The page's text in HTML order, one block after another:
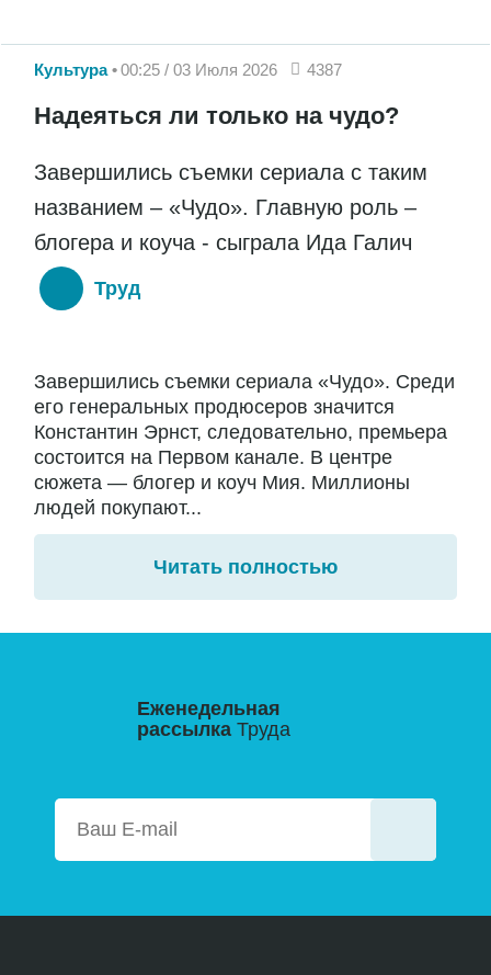
Культура 00:25 / 03 Июля 2026 4387
Надеяться ли только на чудо?
Завершились съемки сериала с таким
названием – «Чудо». Главную роль –
блогера и коуча - сыграла Ида Галич
Труд
Завершились съемки сериала «Чудо». Среди
его генеральных продюсеров значится
Константин Эрнст, следовательно, премьера
состоится на Первом канале. В центре
сюжета — блогер и коуч Мия. Миллионы
людей покупают...
Читать полностью
Еженедельная
рассылка Труда